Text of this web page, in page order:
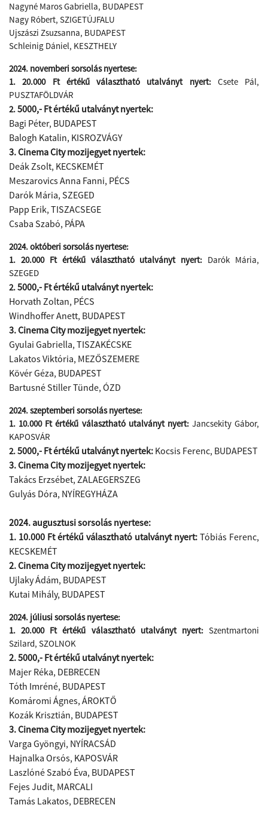
Nagyné Maros Gabriella, BUDAPEST
Nagy Róbert, SZIGETÚJFALU
Ujszászi Zsuzsanna, BUDAPEST
Schleinig Dániel, KESZTHELY
2024. novemberi sorsolás nyertese:
1. 20.000 Ft értékű választható utalványt nyert: Csete Pál,
PUSZTAFÖLDVÁR
2.5000,- Ft értékű utalványt nyertek:
Bagi Péter, BUDAPEST
Balogh Katalin, KISROZVÁGY
3. Cinema City mozijegyet nyertek:
Deák Zsolt, KECSKEMÉT
Meszarovics Anna Fanni, PÉCS
Darók Mária, SZEGED
Papp Erik, TISZACSEGE
Csaba Szabó​, PÁPA
2024. októberi sorsolás nyertese:
1. 20.000 Ft értékű választható utalványt nyert: Darók Mária,
SZEGED
2.5000,- Ft értékű utalványt nyertek:
Horvath Zoltan, PÉCS
Windhoffer Anett, BUDAPEST
3. Cinema City mozijegyet nyertek:
Gyulai Gabriella, TISZAKÉCSKE
Lakatos Viktória​, MEZŐSZEMERE
Kövér Géza, BUDAPEST
Bartusné Stiller Tünde, ÓZD​
2024. szeptemberi sorsolás nyertese:
1. 10.000 Ft értékű választható utalványt nyert: Jancsekity Gábor,
KAPOSVÁR
2.5000,- Ft értékű utalványt nyertek: Kocsis Ferenc, BUDAPEST
3. Cinema City mozijegyet nyertek:
Takács Erzsébet, ZALAEGERSZEG
Gulyás Dóra​, NYÍREGYHÁZA
2024. augusztusi sorsolás nyertese:
1. 10.000 Ft értékű választható utalványt nyert: Tóbiás Ferenc,
KECSKEMÉT
2. Cinema City mozijegyet nyertek:
Ujlaky Ádám, BUDAPEST
Kutai Mihály​, BUDAPEST
2024. júliusi sorsolás nyertese:
1. 20.000 Ft értékű választható utalványt nyert: Szentmartoni
Szilard, SZOLNOK
2. 5000,- Ft értékű utalványt nyertek:
Majer Réka, DEBRECEN
Tóth Imréné, BUDAPEST
Komáromi Ágnes, ÁROKTŐ
Kozák Krisztián, BUDAPEST
3. Cinema City mozijegyet nyertek:
Varga Gyöngyi, NYÍRACSÁD
Hajnalka Orsós, KAPOSVÁR
Laszlóné Szabó Éva, BUDAPEST
Fejes Judit, MARCALI
​Tamás Lakatos, DEBRECEN